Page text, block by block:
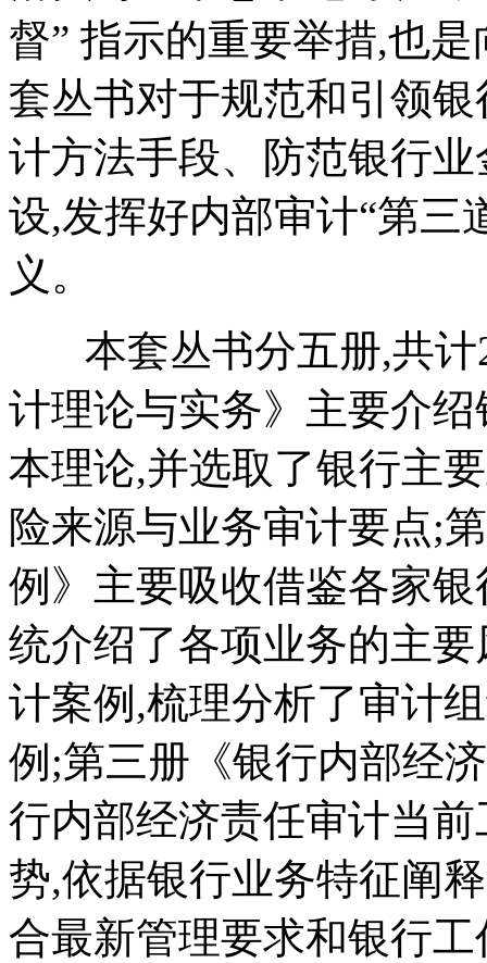
督” 指示的重要举措,也
套丛书对于规范和引领
计方法手段、防范银行
设,发挥好内部审计“第三
义。
本套丛书分五册,共计
计理论与实务》主要介
本理论,并选取了银行主
险来源与业务审计要点;
例》主要吸收借鉴各家
统介绍了各项业务的主
计案例,梳理分析了审计
例;第三册《银行内部经
行内部经济责任审计当
势,依据银行业务特征阐
合最新管理要求和银行